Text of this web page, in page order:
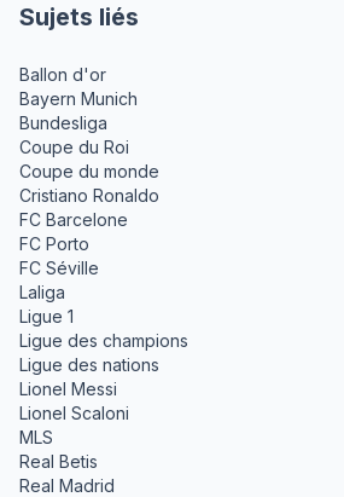
Sujets liés
Ballon d'or
Bayern Munich
Bundesliga
Coupe du Roi
Coupe du monde
Cristiano Ronaldo
FC Barcelone
FC Porto
FC Séville
Laliga
Ligue 1
Ligue des champions
Ligue des nations
Lionel Messi
Lionel Scaloni
MLS
Real Betis
Real Madrid